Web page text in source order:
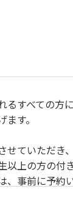
すべての方
す。
ていただき
上の方の付
事前に予